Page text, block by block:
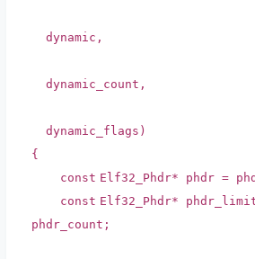
dynamic,
dynamic_count,
dynamic_flags)
{
const Elf32_Phdr* phdr =
const Elf32_Phdr*
phdr_count;